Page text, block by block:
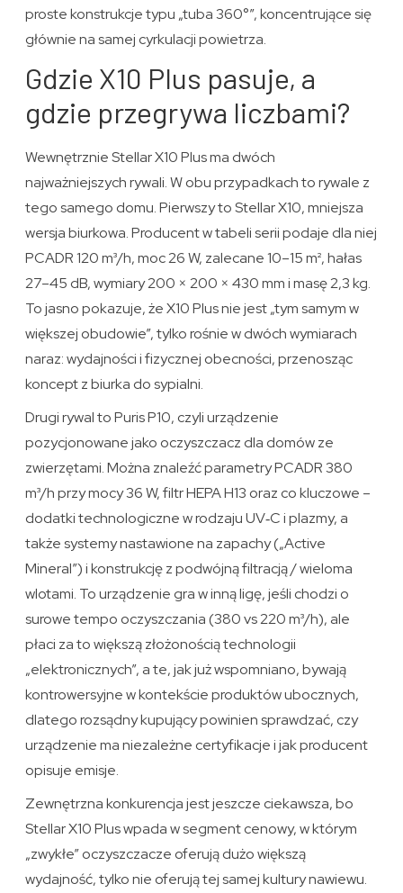
proste konstrukcje typu „tuba 360°”, koncentrujące się
głównie na samej cyrkulacji powietrza.
Gdzie X10 Plus pasuje, a
gdzie przegrywa liczbami?
Wewnętrznie Stellar X10 Plus ma dwóch
najważniejszych rywali. W obu przypadkach to rywale z
tego samego domu. Pierwszy to Stellar X10, mniejsza
wersja biurkowa. Producent w tabeli serii podaje dla niej
PCADR 120 m³/h, moc 26 W, zalecane 10–15 m², hałas
27–45 dB, wymiary 200 × 200 × 430 mm i masę 2,3 kg.
To jasno pokazuje, że X10 Plus nie jest „tym samym w
większej obudowie”, tylko rośnie w dwóch wymiarach
naraz: wydajności i fizycznej obecności, przenosząc
koncept z biurka do sypialni.
Drugi rywal to Puris P10, czyli urządzenie
pozycjonowane jako oczyszczacz dla domów ze
zwierzętami. Można znaleźć parametry PCADR 380
m³/h przy mocy 36 W, filtr HEPA H13 oraz co kluczowe –
dodatki technologiczne w rodzaju UV‑C i plazmy, a
także systemy nastawione na zapachy („Active
Mineral”) i konstrukcję z podwójną filtracją / wieloma
wlotami. To urządzenie gra w inną ligę, jeśli chodzi o
surowe tempo oczyszczania (380 vs 220 m³/h), ale
płaci za to większą złożonością technologii
„elektronicznych”, a te, jak już wspomniano, bywają
kontrowersyjne w kontekście produktów ubocznych,
dlatego rozsądny kupujący powinien sprawdzać, czy
urządzenie ma niezależne certyfikacje i jak producent
opisuje emisje.
Zewnętrzna konkurencja jest jeszcze ciekawsza, bo
Stellar X10 Plus wpada w segment cenowy, w którym
„zwykłe” oczyszczacze oferują dużo większą
wydajność, tylko nie oferują tej samej kultury nawiewu.